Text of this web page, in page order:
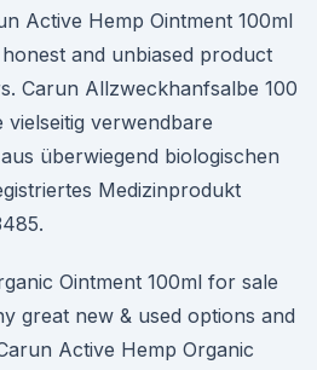
Active Hemp Ointment 100ml
and unbiased product
Carun Allzweckhanfsalbe 100
vielseitig verwendbare
überwiegend biologischen
Medizinprodukt
Ointment 100ml for sale
great new & used options and
Active Hemp Organic